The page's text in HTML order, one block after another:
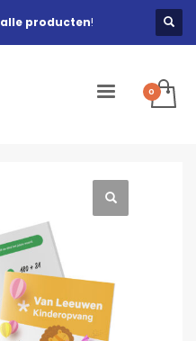
alle producten!